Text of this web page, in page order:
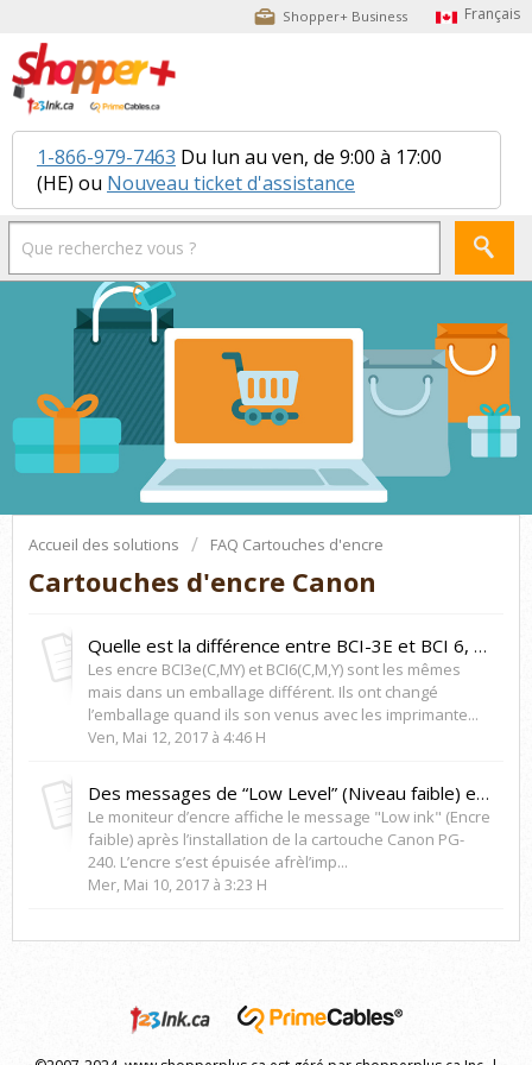
Shopper+ Business
1-866-979-7463 Du lun au ven, de 9:00 à 17:00
(HE) ou Nouveau ticket d'assistance
Accueil des solutions FAQ Cartouches d'encre
Cartouches d'encre Canon
Quelle est la différence entre BCI-3E et BCI 6, que signifie le “E”?
Les encre BCI3e(C,MY) et BCI6(C,M,Y) sont les mêmes
mais dans un emballage différent. Ils ont changé
l’emballage quand ils son venus avec les imprimante...
Ven, Mai 12, 2017 à 4:46 H
Des messages de “Low Level” (Niveau faible) et de “Run Out” (Encre épuisée) avec le Canon PG-240
Le moniteur d’encre affiche le message "Low ink" (Encre
faible) après l’installation de la cartouche Canon PG-
240. L’encre s’est épuisée afrèl’imp...
Mer, Mai 10, 2017 à 3:23 H